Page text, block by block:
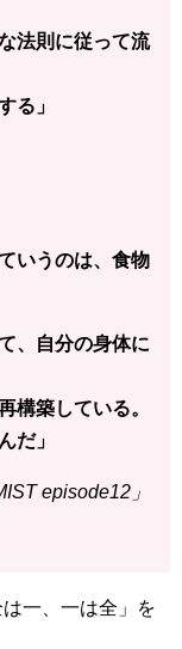
法則に従って流
る」
いうのは、食物
、自分の身体に
構築している。
だ」
episode12」
一、一は全」を